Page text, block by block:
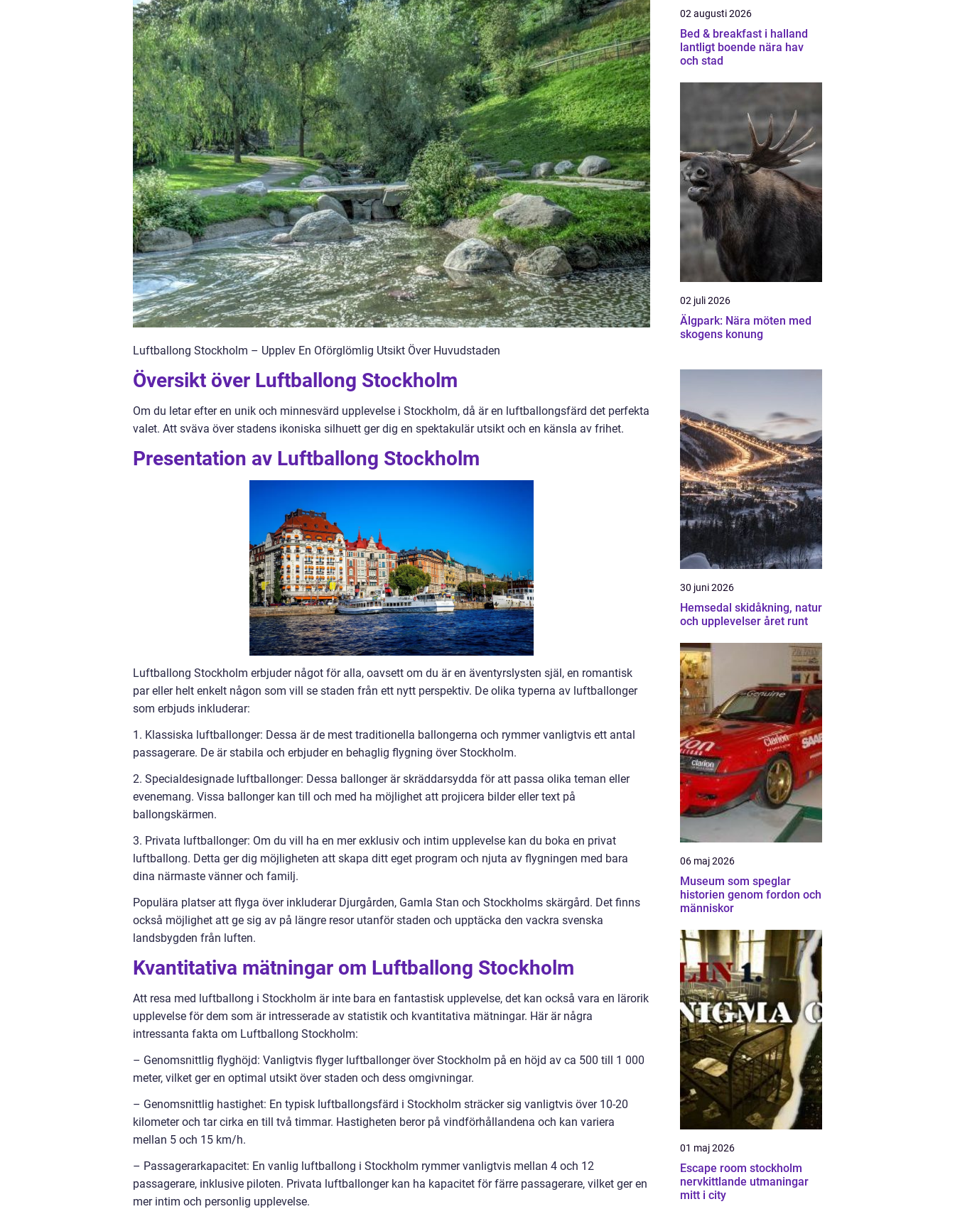
Luftballong Stockholm – Upplev En Oförglömlig Utsikt Över Huvudstaden
Översikt över Luftballong Stockholm
Om du letar efter en unik och minnesvärd upplevelse i Stockholm, då är en luftballongsfärd det perfekta
valet. Att sväva över stadens ikoniska silhuett ger dig en spektakulär utsikt och en känsla av frihet.
Presentation av Luftballong Stockholm
Luftballong Stockholm erbjuder något för alla, oavsett om du är en äventyrslysten själ, en romantisk
par eller helt enkelt någon som vill se staden från ett nytt perspektiv. De olika typerna av luftballonger
som erbjuds inkluderar:
1. Klassiska luftballonger: Dessa är de mest traditionella ballongerna och rymmer vanligtvis ett antal
passagerare. De är stabila och erbjuder en behaglig flygning över Stockholm.
2. Specialdesignade luftballonger: Dessa ballonger är skräddarsydda för att passa olika teman eller
evenemang. Vissa ballonger kan till och med ha möjlighet att projicera bilder eller text på
ballongskärmen.
3. Privata luftballonger: Om du vill ha en mer exklusiv och intim upplevelse kan du boka en privat
luftballong. Detta ger dig möjligheten att skapa ditt eget program och njuta av flygningen med bara
dina närmaste vänner och familj.
Populära platser att flyga över inkluderar Djurgården, Gamla Stan och Stockholms skärgård. Det finns
också möjlighet att ge sig av på längre resor utanför staden och upptäcka den vackra svenska
landsbygden från luften.
Kvantitativa mätningar om Luftballong Stockholm
Att resa med luftballong i Stockholm är inte bara en fantastisk upplevelse, det kan också vara en lärorik
upplevelse för dem som är intresserade av statistik och kvantitativa mätningar. Här är några
intressanta fakta om Luftballong Stockholm:
– Genomsnittlig flyghöjd: Vanligtvis flyger luftballonger över Stockholm på en höjd av ca 500 till 1 000
meter, vilket ger en optimal utsikt över staden och dess omgivningar.
– Genomsnittlig hastighet: En typisk luftballongsfärd i Stockholm sträcker sig vanligtvis över 10-20
kilometer och tar cirka en till två timmar. Hastigheten beror på vindförhållandena och kan variera
mellan 5 och 15 km/h.
– Passagerarkapacitet: En vanlig luftballong i Stockholm rymmer vanligtvis mellan 4 och 12
passagerare, inklusive piloten. Privata luftballonger kan ha kapacitet för färre passagerare, vilket ger en
mer intim och personlig upplevelse.
02 augusti 2026
Bed & breakfast i halland
lantligt boende nära hav
och stad
02 juli 2026
Älgpark: Nära möten med
skogens konung
30 juni 2026
Hemsedal skidåkning, natur
och upplevelser året runt
06 maj 2026
Museum som speglar
historien genom fordon och
människor
01 maj 2026
Escape room stockholm
nervkittlande utmaningar
mitt i city